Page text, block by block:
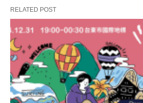
RELATED POST